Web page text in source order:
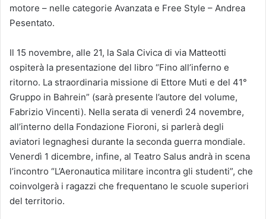
motore – nelle categorie Avanzata e Free Style – Andrea
Pesentato.
Il 15 novembre, alle 21, la Sala Civica di via Matteotti
ospiterà la presentazione del libro “Fino all’inferno e
ritorno. La straordinaria missione di Ettore Muti e del 41°
Gruppo in Bahrein” (sarà presente l’autore del volume,
Fabrizio Vincenti). Nella serata di venerdì 24 novembre,
all’interno della Fondazione Fioroni, si parlerà degli
aviatori legnaghesi durante la seconda guerra mondiale.
Venerdì 1 dicembre, infine, al Teatro Salus andrà in scena
l’incontro “L’Aeronautica militare incontra gli studenti”, che
coinvolgerà i ragazzi che frequentano le scuole superiori
del territorio.